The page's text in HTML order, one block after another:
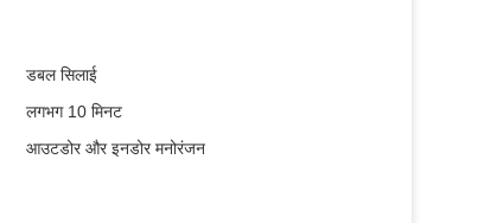
डबल सिलाई
लगभग 10 मिनट
आउटडोर और इनडोर मनोरंजन